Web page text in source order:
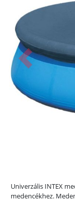
Előző
Univerzális INTEX
medencékhez.